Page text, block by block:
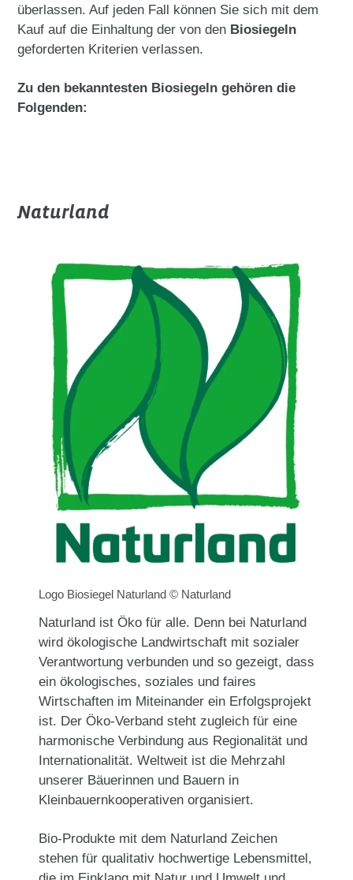
überlassen. Auf jeden Fall können Sie sich mit dem
Kauf auf die Einhaltung der von den Biosiegeln
geforderten Kriterien verlassen.
Zu den bekanntesten Biosiegeln gehören die
Folgenden:
Naturland
Logo Biosiegel Naturland © Naturland
Naturland ist Öko für alle. Denn bei Naturland
wird ökologische Landwirtschaft mit sozialer
Verantwortung verbunden und so gezeigt, dass
ein ökologisches, soziales und faires
Wirtschaften im Miteinander ein Erfolgsprojekt
ist. Der Öko-Verband steht zugleich für eine
harmonische Verbindung aus Regionalität und
Internationalität. Weltweit ist die Mehrzahl
unserer Bäuerinnen und Bauern in
Kleinbauernkooperativen organisiert.
Bio-Produkte mit dem Naturland Zeichen
stehen für qualitativ hochwertige Lebensmittel,